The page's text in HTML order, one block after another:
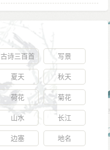
古诗三百首 写景
夏天 秋天
荷花 菊花
山水 长江
边塞 地名